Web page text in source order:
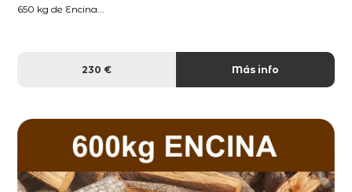
650 kg de Encina...
230 € Más info